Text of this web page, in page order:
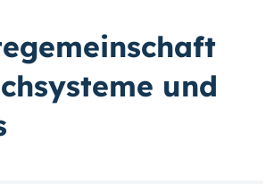
und